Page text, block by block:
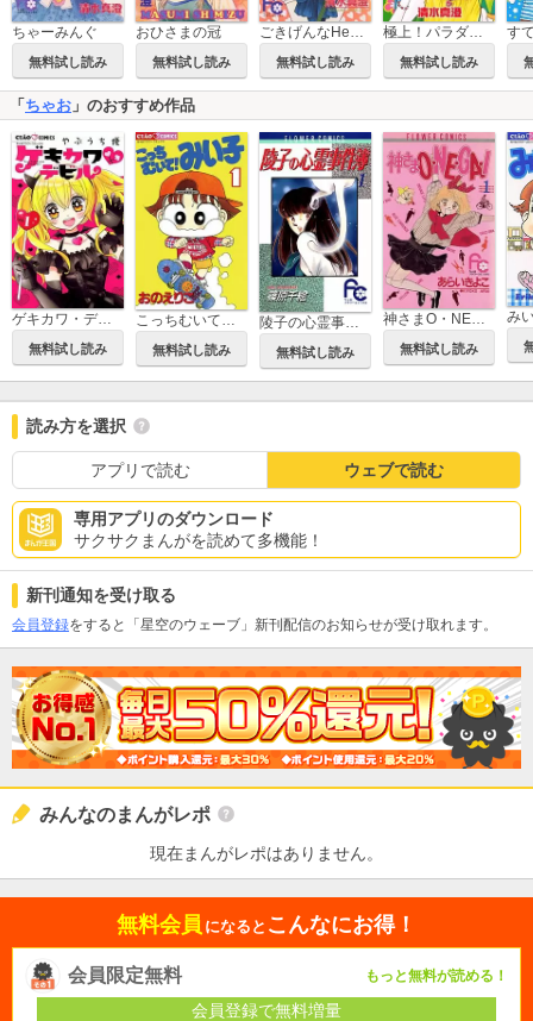
ちゃーみんぐ
無料試し読み
おひさまの冠
無料試し読み
ごきげんなHeart（ハート）
無料試し読み
極上！パラダイス
無料試し読み
「 ちゃお 」のおすすめ作品
ゲキカワ・デビル
無料試し読み 無料試し読み
陵子の心霊事件簿
無料試し読み 無料試し読み
み
読み方を選択
アプリで読む ウェブで読む
専用アプリのダウンロード
サクサクまんがを読めて多機能！
新刊通知を受け取る
会員登録をすると「星空のウェーブ」新刊配信のお知らせが受け取れます。
みんなのまんがレポ
現在まんがレポはありません。
無料会員 になると こんなにお得！
会員限定無料 もっと無料が読める！
会員登録で無料増量